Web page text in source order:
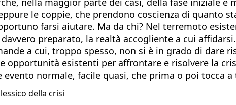
le coppie, che prendono coscienza di quanto
farsi aiutare. Ma da chi? Nel terremoto
preparato, la realtà accogliente a cui
a cui, troppo spesso, non si è in grado di dare
opportunità esistenti per affrontare e risolvere la
evento normale, facile quasi, che prima o poi tocca
della crisi